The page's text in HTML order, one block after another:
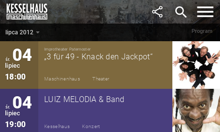
search
Program
20:00 Kesselhaus
lipca 2012
śr. 04
lipiec
18:00
Improtheater Paternoster
„3 für 49 - Knack den Jackpot“
Maschinenhaus Theater
śr. 04
lipiec
19:00
LUIZ MELODIA & Band
Kesselhaus Konzert
lipca 2012 ▼